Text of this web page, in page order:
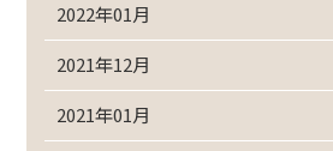
2022年01月
2021年12月
2021年01月